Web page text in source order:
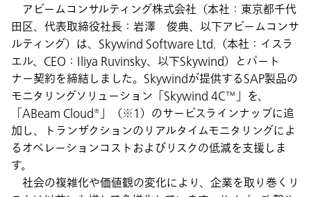
アビームコンサルティング株式会社（本社：東京都千代
田区、代表取締役社長：岩澤 俊典、以下アビームコンサ
ルティング）は、Skywind Software Ltd.（本社：イスラ
エル、CEO：Iliya Ruvinsky、以下Skywind）とパート
ナー契約を締結しました。Skywindが提供するSAP製品の
モニタリングソリューション「Skywind 4C™」を、
「ABeam Cloud®」（※1）のサービスラインナップに追
加し、トランザクションのリアルタイムモニタリングによ
るオペレーションコストおよびリスクの低減を支援しま
す。
社会の複雑化や価値観の変化により、企業を取り巻くリ